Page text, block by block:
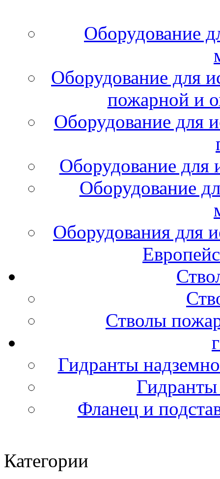
Оборудование
Оборудование для
пожарной и
Оборудование для
Оборудование для
Оборудование
Оборудования для
Стволы
Гидранты
Фланец и
Категории